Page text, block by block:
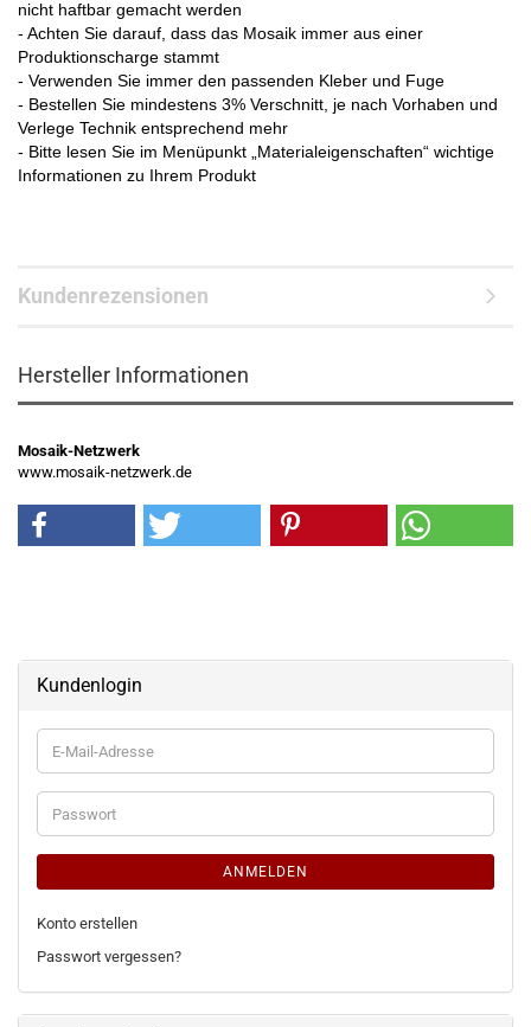
nicht haftbar gemacht werden
- Achten Sie darauf, dass das Mosaik immer aus einer
Produktionscharge stammt
- Verwenden Sie immer den passenden Kleber und Fuge
- Bestellen Sie mindestens 3% Verschnitt, je nach Vorhaben und
Verlege Technik entsprechend mehr
- Bitte lesen Sie im Menüpunkt „Materialeigenschaften“ wichtige
Informationen zu Ihrem Produkt
Kundenrezensionen
Hersteller Informationen
Mosaik-Netzwerk
www.mosaik-netzwerk.de
Kundenlogin
E-
Mail-
Adresse
Passwort
ANMELDEN
Konto erstellen
Passwort vergessen?